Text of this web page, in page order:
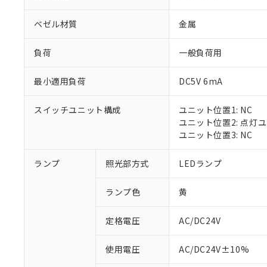
ベゼル材質 金属
負荷 一般負荷用
最小適用負荷 DC5V 6mA
スイッチユニット構成
ユニット位置1: NC
ユニット位置2: 点灯
ユニット位置3: NC
ランプ 照光部方式 LEDランプ
ランプ色 黄
定格電圧 AC/DC24V
使用電圧 AC/DC24V±10%
ご利用条件
※1 対応状況
調査・確認中：
非該当品：ライセ
仕入先様の事情に
があります。
※1 中国